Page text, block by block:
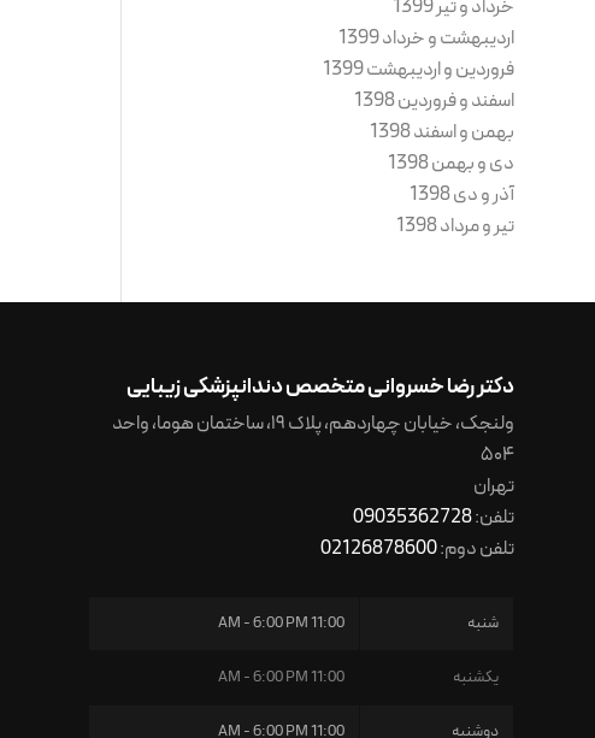
خرداد و تیر 1399
اردیبهشت و خرداد 1399
فروردین و اردیبهشت 1399
اسفند و فروردین 1398
بهمن و اسفند 1398
دی و بهمن 1398
آذر و دی 1398
تیر و مرداد 1398
دکتر رضا خسروانی متخصص دندانپزشکی زیبایی
ولنجک، خیابان چهاردهم، پلاک ۱۹، ساختمان هوما، واحد
۵۰۴
تهران
تلفن:09035362728
تلفن دوم:02126878600
شنبه 11:00 AM - 6:00 PM
یکشنبه 11:00 AM - 6:00 PM
دوشنبه 11:00 AM - 6:00 PM